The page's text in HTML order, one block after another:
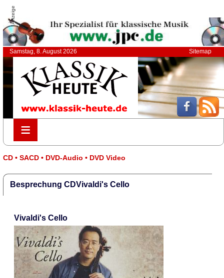
Anzeige
Samstag, 8. August 2026 Sitemap
≡
≡
CD • SACD • DVD-Audio • DVD Video
Besprechung CDVivaldi's Cello
Vivaldi's Cello